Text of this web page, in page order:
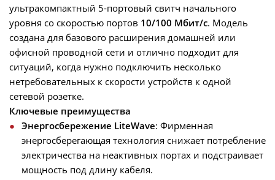
ультракомпактный 5-портовый свитч начального
уровня со скоростью портов 10/100 Мбит/с. Модель
создана для базового расширения домашней или
офисной проводной сети и отлично подходит для
ситуаций, когда нужно подключить несколько
нетребовательных к скорости устройств к одной
сетевой розетке.
Ключевые преимущества
Энергосбережение LiteWave: Фирменная
энергосберегающая технология снижает потребление
электричества на неактивных портах и подстраивает
мощность под длину кабеля.